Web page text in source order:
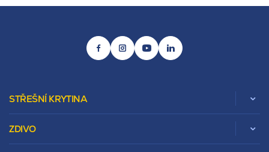
STŘEŠNÍ KRYTINA
ZDIVO